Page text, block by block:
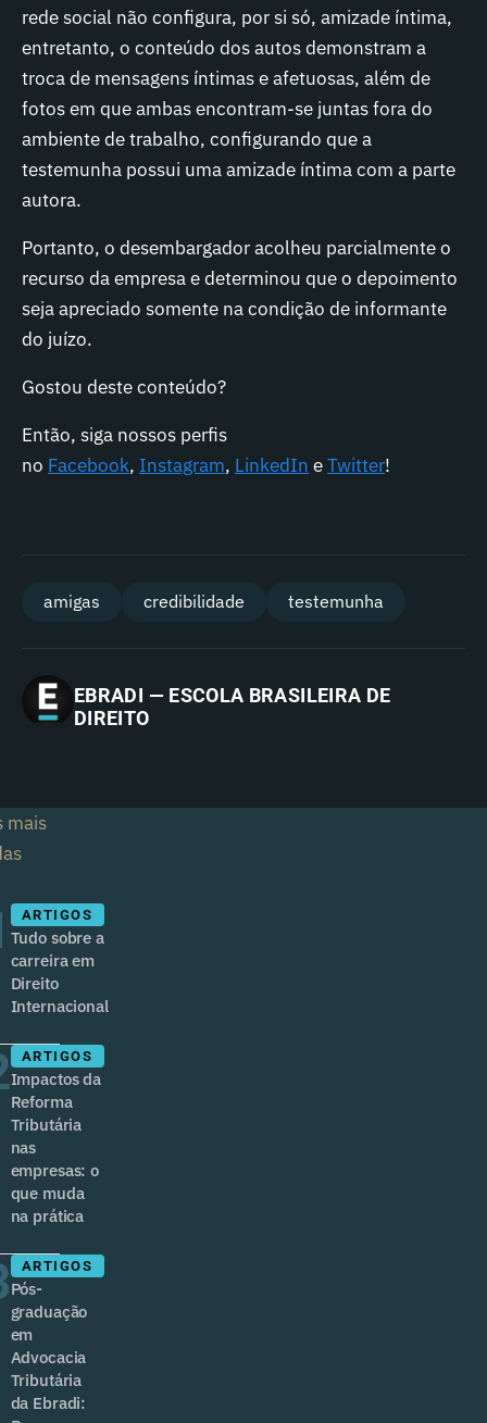
rede social não configura, por si só, amizade íntima,
entretanto, o conteúdo dos autos demonstram a
troca de mensagens íntimas e afetuosas, além de
fotos em que ambas encontram-se juntas fora do
ambiente de trabalho, configurando que a
testemunha possui uma amizade íntima com a parte
autora.
Portanto, o desembargador acolheu parcialmente o
recurso da empresa e determinou que o depoimento
seja apreciado somente na condição de informante
do juízo.
Gostou deste conteúdo?
Então, siga nossos perfis
no Facebook, Instagram, LinkedIn eTwitter!
amigas credibilidade testemunha
EBRADI — ESCOLA BRASILEIRA DE
DIREITO
mais
ARTIGOS
Tudo sobre a
carreira em
Direito
Internacional
ARTIGOS
Impactos da
Reforma
Tributária
nas
empresas: o
que muda
na prática
ARTIGOS
Pós-
graduação
em
Advocacia
Tributária
da Ebradi: